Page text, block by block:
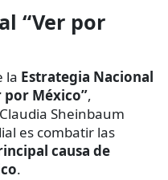
“Ver por
la Estrategia Nacional
por México”,
Sheinbaum
es combatir las
causa de
.